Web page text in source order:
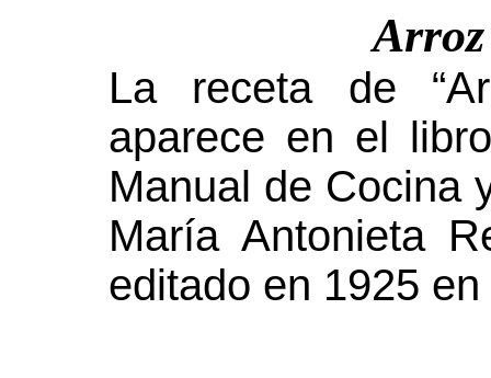
La receta de
aparece en el
Manual de Cocina
María Antonieta
editado en 1925